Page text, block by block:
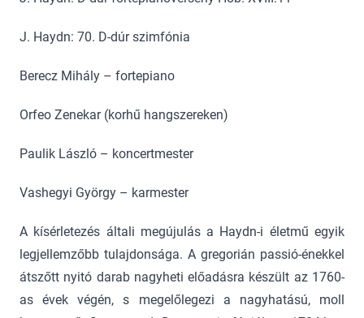
J. Haydn: 70. D-dúr szimfónia
Berecz Mihály – fortepiano
Orfeo Zenekar (korhű hangszereken)
Paulik László – koncertmester
Vashegyi György – karmester
A kísérletezés általi megújulás a Haydn-i életmű egyik
legjellemzőbb tulajdonsága. A gregorián passió-énekkel
átszőtt nyitó darab nagyheti előadásra készült az 1760-
as évek végén, s megelőlegezi a nagyhatású, moll